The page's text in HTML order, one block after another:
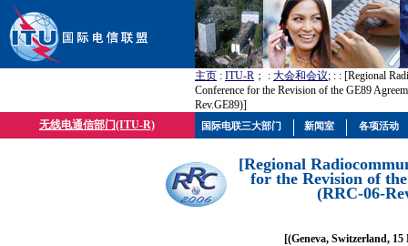
主页 : ITU-R ； : 大会和会议; : : [Regional
Conference for the Revision of the GE89
Rev.GE89)]
无线电通信部门(ITU-R)
[Regional
for the Revision of
(RRC-06-
[(Geneva, Switzerland, 15
国际电联三大部门 新闻室 各项活动